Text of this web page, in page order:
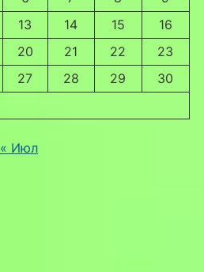
13 14 15
16
20 21 22
23
27 28 29
30
« Июл